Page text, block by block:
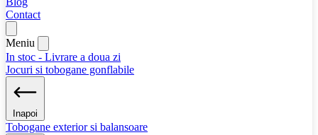
Contact
Meniu
In stoc - Livrare a doua zi
Jocuri si tobogane gonflabile
Inapoi
Tobogane exterior si balansoare